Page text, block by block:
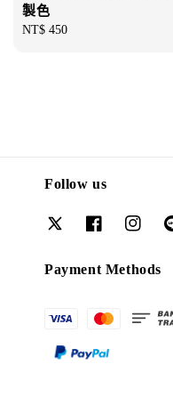
製色
Regular
NT$ 450
Follow us
Payment Methods